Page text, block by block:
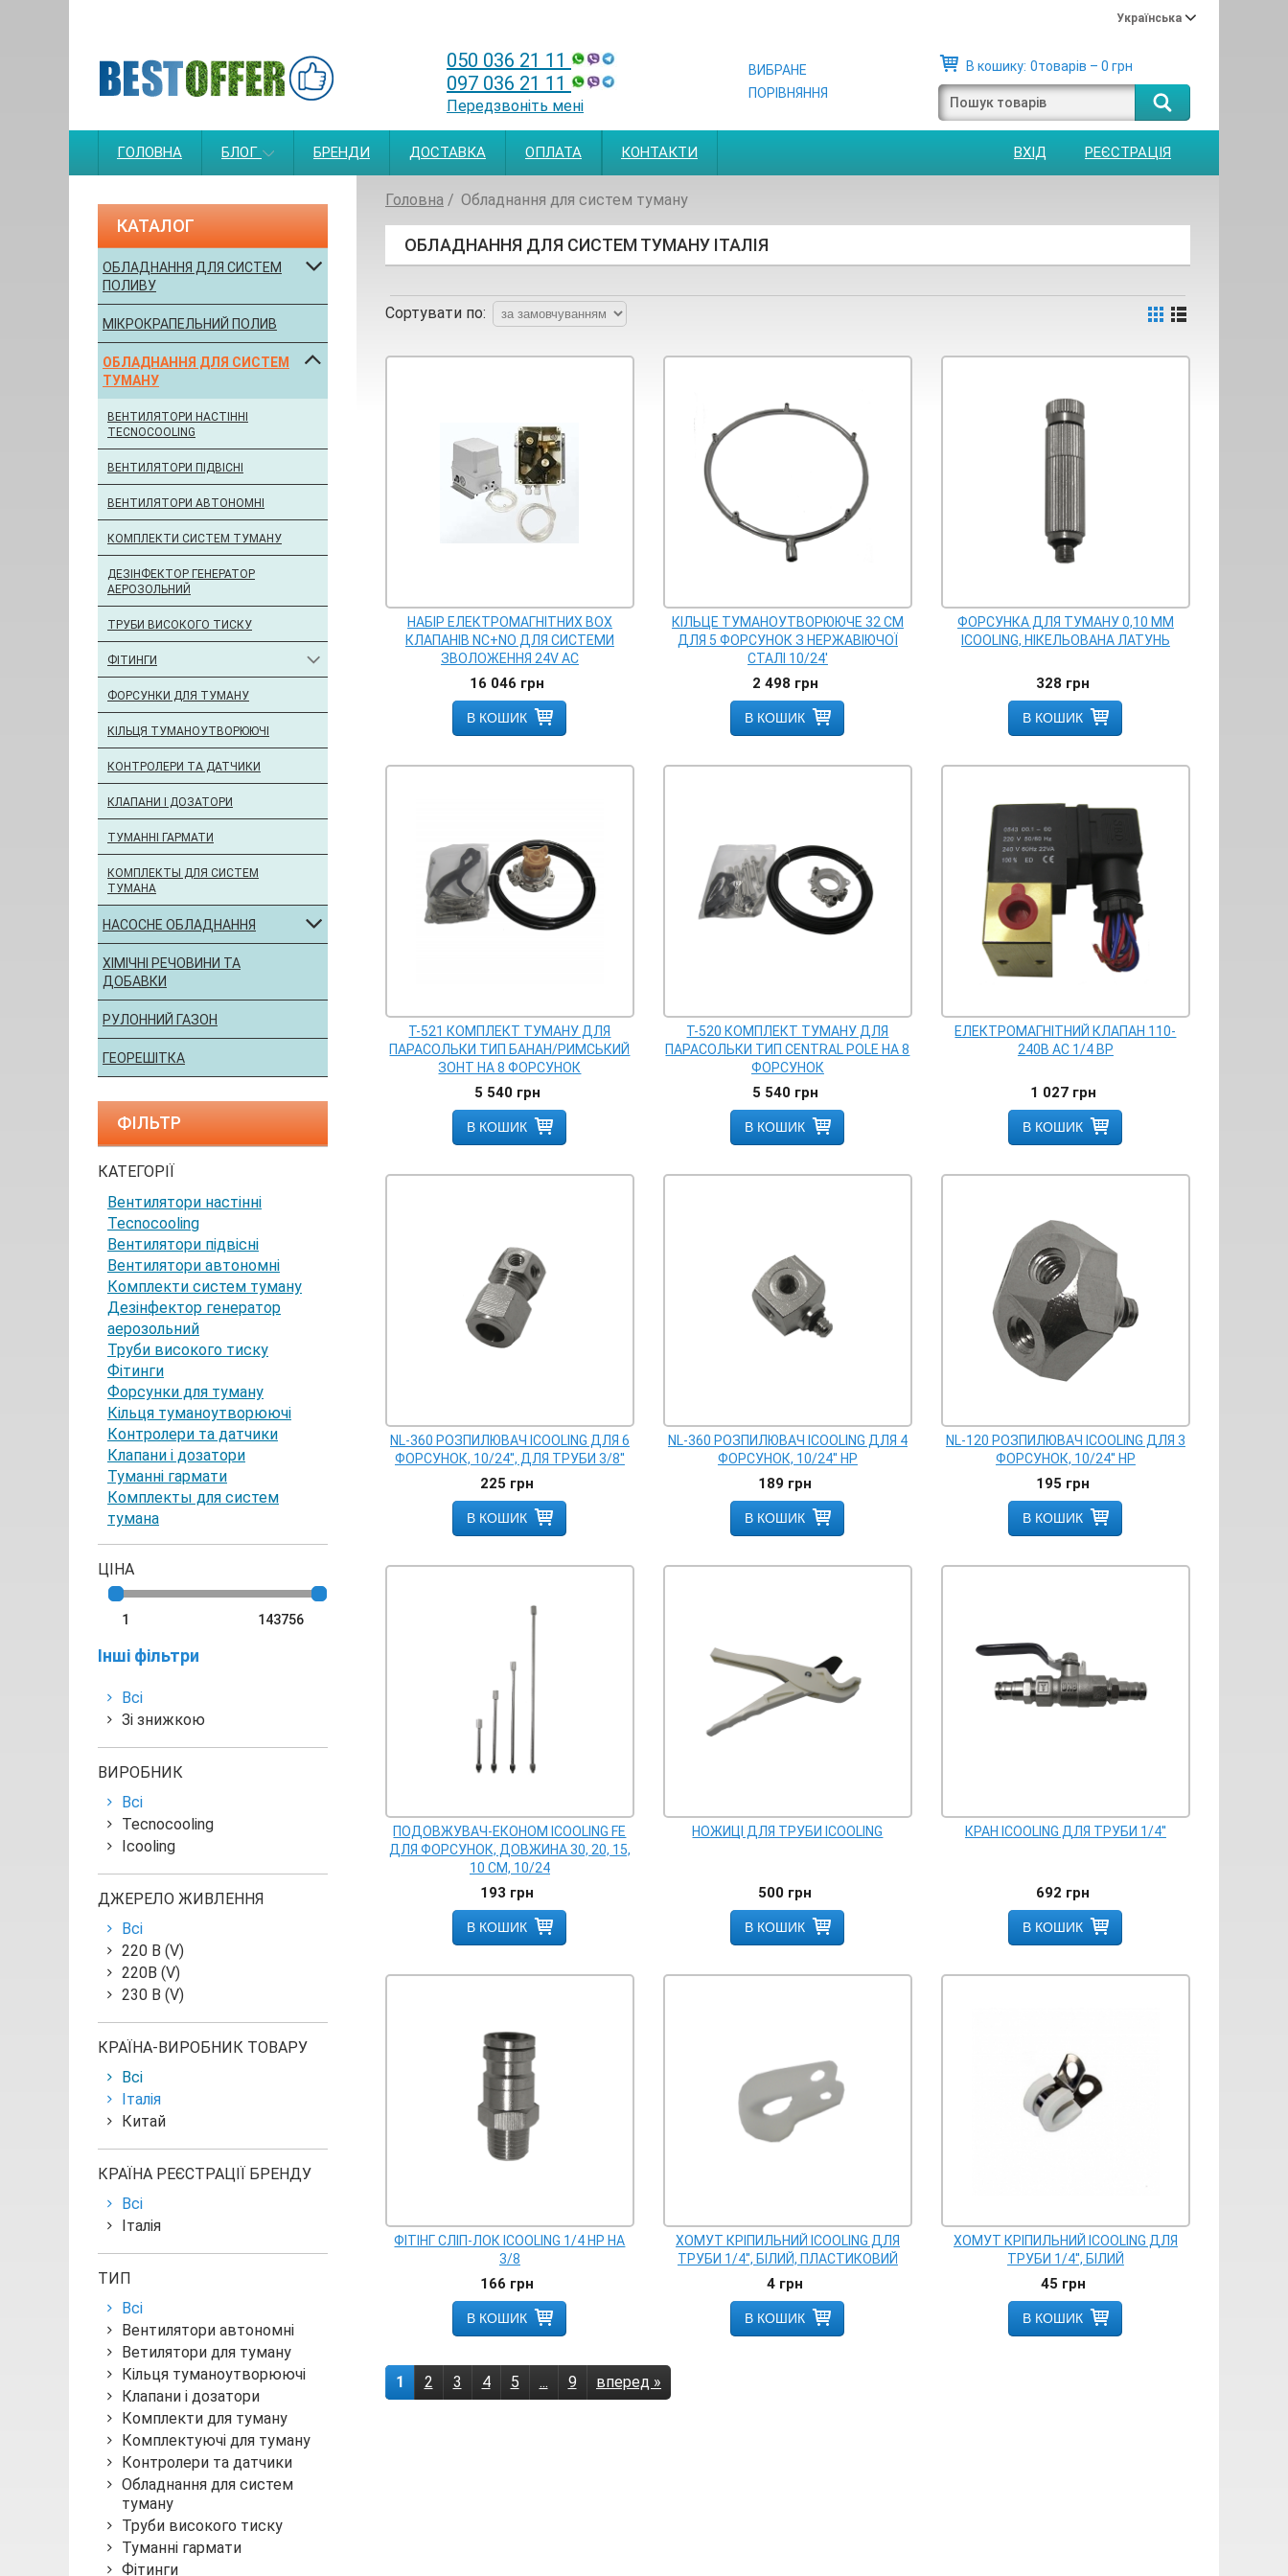
Українська
050 036 21 11
097 036 21 11
Передзвоніть мені
В кошику: 0товарів – 0 грн
ВИБРАНЕ
ПОРІВНЯННЯ
ГОЛОВНА БЛОГ БРЕНДИ ДОСТАВКА ОПЛАТА КОНТАКТИ РЕЄСТРАЦІЯ
ВХІД
КАТАЛОГ
ОБЛАДНАННЯ ДЛЯ СИСТЕМ
ПОЛИВУ
МІКРОКРАПЕЛЬНИЙ ПОЛИВ
ОБЛАДНАННЯ ДЛЯ СИСТЕМ
ТУМАНУ
ВЕНТИЛЯТОРИ НАСТІННІ
TECNOCOOLING
ВЕНТИЛЯТОРИ ПІДВІСНІ
ВЕНТИЛЯТОРИ АВТОНОМНІ
КОМПЛЕКТИ СИСТЕМ ТУМАНУ
ДЕЗІНФЕКТОР ГЕНЕРАТОР
АЕРОЗОЛЬНИЙ
ТРУБИ ВИСОКОГО ТИСКУ
ФІТИНГИ
ФОРСУНКИ ДЛЯ ТУМАНУ
КІЛЬЦЯ ТУМАНОУТВОРЮЮЧІ
КОНТРОЛЕРИ ТА ДАТЧИКИ
КЛАПАНИ І ДОЗАТОРИ
ТУМАННІ ГАРМАТИ
КОМПЛЕКТЫ ДЛЯ СИСТЕМ
ТУМАНА
НАСОСНЕ ОБЛАДНАННЯ
ХІМІЧНІ РЕЧОВИНИ ТА
ДОБАВКИ
РУЛОННИЙ ГАЗОН
ГЕОРЕШІТКА
ФІЛЬТР
КАТЕГОРІЇ
Вентилятори настінні
Tecnocooling
Вентилятори підвісні
Вентилятори автономні
Комплекти систем туману
Дезінфектор генератор
аерозольний
Труби високого тиску
Фітинги
Форсунки для туману
Кільця туманоутворюючі
Контролери та датчики
Клапани і дозатори
Туманні гармати
Комплекты для систем
тумана
ЦІНА
Інші фільтри
Всі
Зі знижкою
ВИРОБНИК
Всі
Tecnocooling
Icooling
ДЖЕРЕЛО ЖИВЛЕННЯ
Всі
220 В (V)
220В (V)
230 В (V)
КРАЇНА-ВИРОБНИК ТОВАРУ
Всі
Італія
Китай
КРАЇНА РЕЄСТРАЦІЇ БРЕНДУ
Всі
Італія
ТИП
Всі
Вентилятори автономні
Ветилятори для туману
Кільця туманоутворюючі
Клапани і дозатори
Комплекти для туману
Комплектуючі для туману
Контролери та датчики
Обладнання для систем
туману
Труби високого тиску
Туманні гармати
Фітинги
Головна Обладнання для систем туману
ОБЛАДНАННЯ ДЛЯ СИСТЕМ ТУМАНУ ІТАЛІЯ
Сортувати по:
НАБІР ЕЛЕКТРОМАГНІТНИХ BOX
КЛАПАНІВ NC+NO ДЛЯ СИСТЕМИ
ЗВОЛОЖЕННЯ 24V AC
16 046 грн
В КОШИК
КІЛЬЦЕ ТУМАНОУТВОРЮЮЧЕ 32 СМ
ДЛЯ 5 ФОРСУНОК З НЕРЖАВІЮЧОЇ
СТАЛІ 10/24'
2 498 грн
В КОШИК
ФОРСУНКА ДЛЯ ТУМАНУ 0,10 ММ
ICOOLING, НІКЕЛЬОВАНА ЛАТУНЬ
328 грн
В КОШИК
T-521 КОМПЛЕКТ ТУМАНУ ДЛЯ
ПАРАСОЛЬКИ ТИП БАНАН/РИМСЬКИЙ
ЗОНТ НА 8 ФОРСУНОК
5 540 грн
В КОШИК
T-520 КОМПЛЕКТ ТУМАНУ ДЛЯ
ПАРАСОЛЬКИ ТИП CENTRAL POLE НА 8
ФОРСУНОК
5 540 грн
В КОШИК
ЕЛЕКТРОМАГНІТНИЙ КЛАПАН 110-
240B AC 1/4 ВР
1 027 грн
В КОШИК
NL-360 РОЗПИЛЮВАЧ ICOOLING ДЛЯ 6
ФОРСУНОК, 10/24'', ДЛЯ ТРУБИ 3/8''
225 грн
В КОШИК
NL-360 РОЗПИЛЮВАЧ ICOOLING ДЛЯ 4
ФОРСУНОК, 10/24'' НР
189 грн
В КОШИК
NL-120 РОЗПИЛЮВАЧ ICOOLING ДЛЯ 3
ФОРСУНОК, 10/24'' НР
195 грн
В КОШИК
ПОДОВЖУВАЧ-ЕКОНОМ ICOOLING FE
ДЛЯ ФОРСУНОК, ДОВЖИНА 30, 20, 15,
10 СМ, 10/24
193 грн
В КОШИК
НОЖИЦІ ДЛЯ ТРУБИ ICOOLING
500 грн
В КОШИК
КРАН ICOOLING ДЛЯ ТРУБИ 1/4''
692 грн
В КОШИК
ФІТІНГ СЛІП-ЛОК ICOOLING 1/4 НР НА
3/8
166 грн
В КОШИК
ХОМУТ КРІПИЛЬНИЙ ICOOLING ДЛЯ
ТРУБИ 1/4'', БІЛИЙ, ПЛАСТИКОВИЙ
4 грн
В КОШИК
ХОМУТ КРІПИЛЬНИЙ ICOOLING ДЛЯ
ТРУБИ 1/4'', БІЛИЙ
45 грн
В КОШИК
1 2 3 4 5 ... 9 вперед »